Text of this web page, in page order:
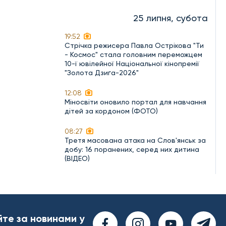
25 липня, субота
19:52
Стрічка режисера Павла Острікова "Ти
- Космос" стала головним переможцем
10-ї ювілейної Національної кінопремії
"Золота Дзиґа-2026"
12:08
Міносвіти оновило портал для навчання
дітей за кордоном (ФОТО)
08:27
Третя масована атака на Слов'янськ за
добу: 16 поранених, серед них дитина
(ВІДЕО)
за новинами у